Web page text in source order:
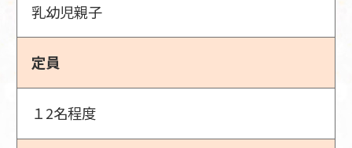
乳幼児親子
定員
１2名程度